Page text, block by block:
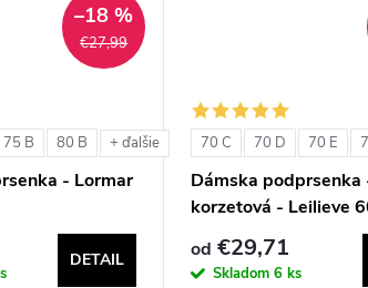
€27,99
–18 %
75 B 80 B + ďalšie
- Lormar
DETAIL
70 C 70 D 70 E
Dámska podprsenka
korzetová - Leilieve
od €29,71
Skladom6 ks